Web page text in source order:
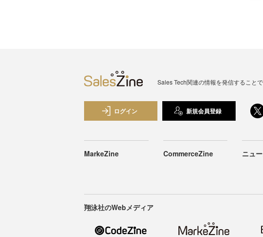
Sales Tech関連の情報を発信すること
ログイン 新規会員登録
MarkeZine CommerceZine ニュ
翔泳社のWebメディア